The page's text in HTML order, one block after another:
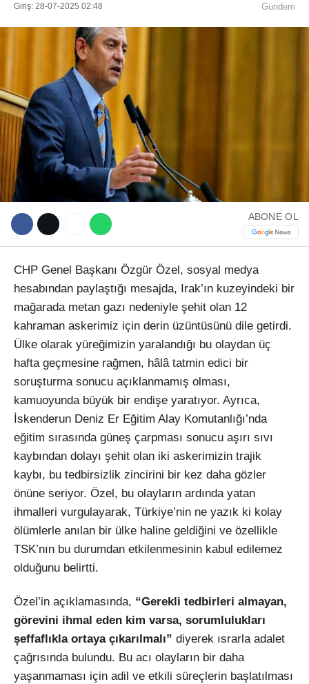
Facebook
Instagram
Giriş: 28-07-2025 02:48 Gündem
ABONE OL
CHP Genel Başkanı Özgür Özel, sosyal medya
hesabından paylaştığı mesajda, Irak’ın kuzeyindeki bir
mağarada metan gazı nedeniyle şehit olan 12
kahraman askerimiz için derin üzüntüsünü dile getirdi.
Ülke olarak yüreğimizin yaralandığı bu olaydan üç
hafta geçmesine rağmen, hâlâ tatmin edici bir
soruşturma sonucu açıklanmamış olması,
kamuoyunda büyük bir endişe yaratıyor. Ayrıca,
İskenderun Deniz Er Eğitim Alay Komutanlığı’nda
eğitim sırasında güneş çarpması sonucu aşırı sıvı
kaybından dolayı şehit olan iki askerimizin trajik
kaybı, bu tedbirsizlik zincirini bir kez daha gözler
önüne seriyor. Özel, bu olayların ardında yatan
ihmalleri vurgulayarak, Türkiye’nin ne yazık ki kolay
ölümlerle anılan bir ülke haline geldiğini ve özellikle
TSK’nın bu durumdan etkilenmesinin kabul edilemez
olduğunu belirtti.
Özel’in açıklamasında, “Gerekli tedbirleri almayan,
görevini ihmal eden kim varsa, sorumlulukları
şeffaflıkla ortaya çıkarılmalı” diyerek ısrarla adalet
çağrısında bulundu. Bu acı olayların bir daha
yaşanmaması için adil ve etkili süreçlerin başlatılması